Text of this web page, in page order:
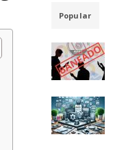
Popular